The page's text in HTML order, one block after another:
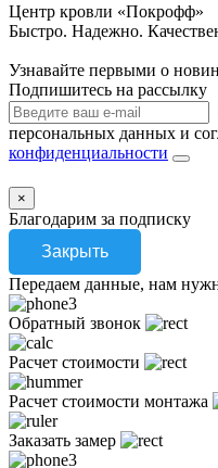
Центр кровли «Покрофф»
Быстро. Надежно.
Узнавайте первыми о
Подпишитесь на рассылку
персональных данных и
конфиденциальности
×
Благодарим за подписку
Закрыть
Передаем данные, нам
Обратный звонок
Расчет стоимости
Расчет стоимости монтажа
Заказать замер